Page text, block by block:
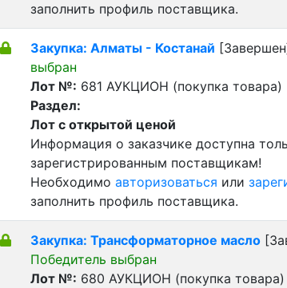
заполнить профиль поставщика.
Закупка: Алматы - Костанай
выбран
Лот №: 681 АУКЦИОН (покупка товара)
Раздел:
Лот с открытой ценой
Информация о заказчике доступна
зарегистрированным поставщикам!
Необходимо авторизоваться или
заполнить профиль поставщика.
Закупка: Трансформаторное масло
Победитель выбран
Лот №: 680 АУКЦИОН (покупка товара)